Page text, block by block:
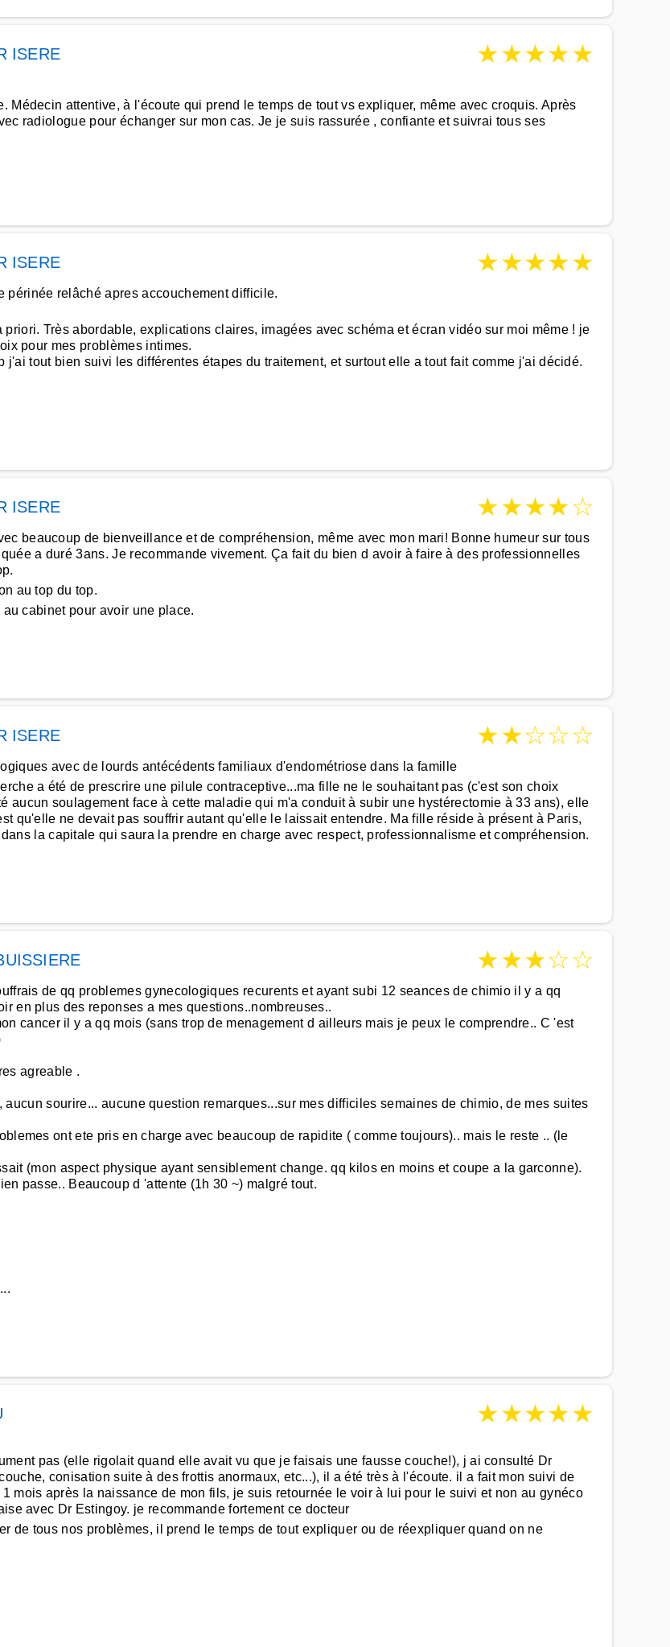
ISERE ★★★★★
attentive, à l'écoute qui prend le temps de tout vs expliquer, même avec croquis. Après
radiologue pour échanger sur mon cas. Je je suis rassurée , confiante et suivrai tous ses
ISERE ★★★★★
périnée relâché apres accouchement difficile.
Très abordable, explications claires, imagées avec schéma et écran vidéo sur moi même ! je
pour mes problèmes intimes.
tout bien suivi les différentes étapes du traitement, et surtout elle a tout fait comme j'ai décidé.
ISERE ★★★★☆
beaucoup de bienveillance et de compréhension, même avec mon mari! Bonne humeur sur tous
a duré 3ans. Je recommande vivement. Ça fait du bien d avoir à faire à des professionnelles
au top du top.
cabinet pour avoir une place.
ISERE ★★☆☆☆
avec de lourds antécédents familiaux d'endométriose dans la famille
a été de prescrire une pilule contraceptive...ma fille ne le souhaitant pas (c'est son choix
aucun soulagement face à cette maladie qui m'a conduit à subir une hystérectomie à 33 ans), elle
qu'elle ne devait pas souffrir autant qu'elle le laissait entendre. Ma fille réside à présent à Paris,
la capitale qui saura la prendre en charge avec respect, professionnalisme et compréhension.
★★★☆☆
de qq problemes gynecologiques recurents et ayant subi 12 seances de chimio il y a qq
en plus des reponses a mes questions..nombreuses..
cancer il y a qq mois (sans trop de menagement d ailleurs mais je peux le comprendre.. C 'est
agreable .
sourire... aucune question remarques...sur mes difficiles semaines de chimio, de mes suites
ont ete pris en charge avec beaucoup de rapidite ( comme toujours).. mais le reste .. (le
(mon aspect physique ayant sensiblement change. qq kilos en moins et coupe a la garconne).
passe.. Beaucoup d 'attente (1h 30 ~) malgré tout.
★★★★★
pas (elle rigolait quand elle avait vu que je faisais une fausse couche!), j ai consulté Dr
conisation suite à des frottis anormaux, etc...), il a été très à l'écoute. il a fait mon suivi de
mois après la naissance de mon fils, je suis retournée le voir à lui pour le suivi et non au gynéco
avec Dr Estingoy. je recommande fortement ce docteur
de tous nos problèmes, il prend le temps de tout expliquer ou de réexpliquer quand on ne